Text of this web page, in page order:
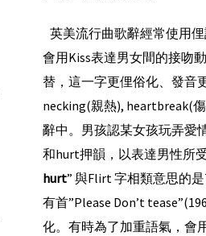
英美流行曲歌辭經常使用
會用Kiss表達男女間的接吻
替，這一字更俚俗化、發音
necking(親熱), heartbreak(
辭中。男孩認某女孩玩弄愛
和hurt押韻，以表達男性所
hurt” 與Flirt 字相類意思的
有首”Please Don’t
化。有時為了加重語氣，會